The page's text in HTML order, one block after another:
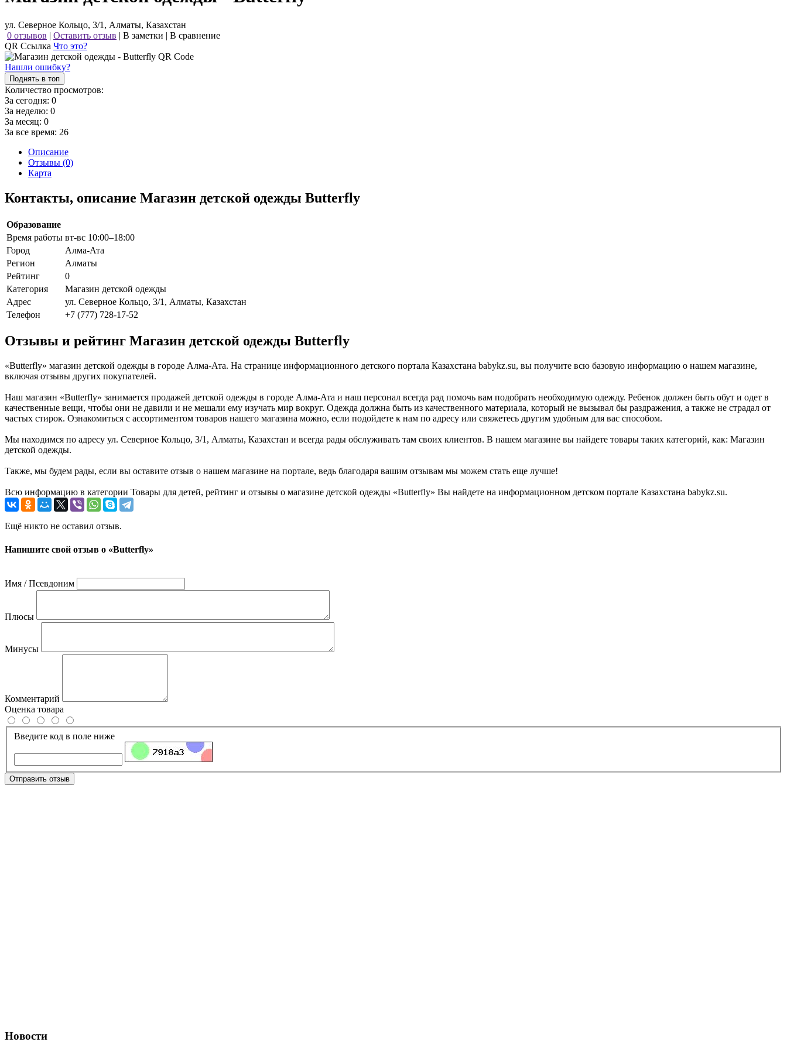
ул. Северное Кольцо, 3/1, Алматы, Казахстан
0 отзывов | Оставить отзыв | В заметки | В сравнение
QR Ссылка Что это?
Нашли ошибку?
Поднять в топ
Количество просмотров:
За сегодня: 0
За неделю: 0
За месяц: 0
За все время: 26
Описание
Отзывы (0)
Карта
Контакты, описание Магазин детской одежды Butterfly
Образование
Время работы вт-вс 10:00–18:00
Город
Алма-Ата
Регион
Алматы
Рейтинг
0
Категория
Магазин детской одежды
Адрес
ул. Северное Кольцо, 3/1, Алматы, Казахстан
Телефон
+7 (777) 728-17-52
Отзывы и рейтинг Магазин детской одежды Butterfly
«Butterfly» магазин детской одежды в городе Алма-Ата. На странице информационного детского портала Казахстана babykz.su, вы получите всю базовую информацию о нашем магазине,
включая отзывы других покупателей.
Наш магазин «Butterfly» занимается продажей детской одежды в городе Алма-Ата и наш персонал всегда рад помочь вам подобрать необходимую одежду. Ребенок должен быть обут и одет в
качественные вещи, чтобы они не давили и не мешали ему изучать мир вокруг. Одежда должна быть из качественного материала, который не вызывал бы раздражения, а также не страдал от
частых стирок. Ознакомиться с ассортиментом товаров нашего магазина можно, если подойдете к нам по адресу или свяжетесь другим удобным для вас способом.
Мы находимся по адресу ул. Северное Кольцо, 3/1, Алматы, Казахстан и всегда рады обслуживать там своих клиентов. В нашем магазине вы найдете товары таких категорий, как: Магазин
детской одежды.
Также, мы будем рады, если вы оставите отзыв о нашем магазине на портале, ведь благодаря вашим отзывам мы можем стать еще лучше!
Всю информацию в категории Товары для детей, рейтинг и отзывы о магазине детской одежды «Butterfly» Вы найдете на информационном детском портале Казахстана babykz.su.
Ещё никто не оставил отзыв.
Напишите свой отзыв о «Butterfly»
Имя / Псевдоним
Плюсы
Минусы
Комментарий
Оценка товара
Введите код в поле ниже
Отправить отзыв
Новости